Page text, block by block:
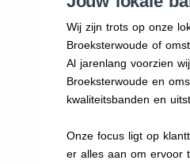
Wij zijn trots op onze
Broeksterwoude of
Al jarenlang voorzien
Broeksterwoude en
kwaliteitsbanden en
Onze focus ligt op
er alles aan om ervoor